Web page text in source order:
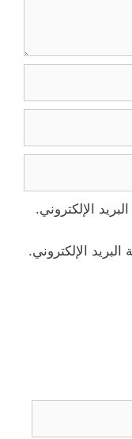
الإلكتروني.
الإلكتروني.